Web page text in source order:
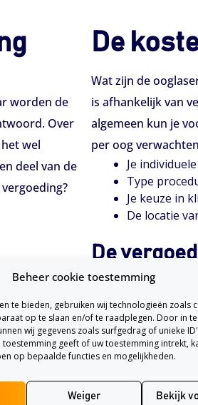
Beheer cookie toestemming
te bieden, gebruiken wij technologieën zoals
op te slaan en/of te raadplegen. Door in
wij gegevens zoals surfgedrag of unieke
toestemming geeft of uw toestemming intrekt,
op bepaalde functies en mogelijkheden.
Weiger Bekijk
worden de
Over
wel
deel van de
het
de
De
Wat zijn de
is afhankelijk van
algemeen kun je
per oog
Je
Type
Je keuze in
De locatie
De
Ben je van plan
aanvullende
slechts in
van uitzonderlijke
grote afwijking
Val je niet in de